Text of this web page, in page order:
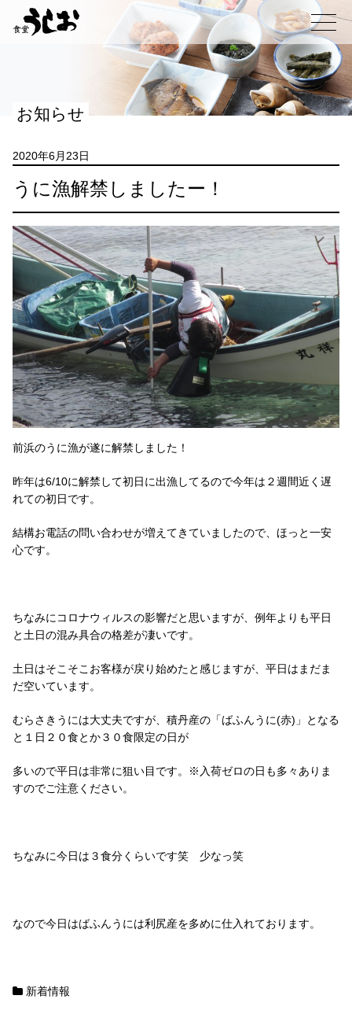
メニュー
お知らせ
2020年6月23日
うに漁解禁しましたー！
前浜のうに漁が遂に解禁しました！
昨年は6/10に解禁して初日に出漁してるので今年は２週間近く遅
れての初日です。
結構お電話の問い合わせが増えてきていましたので、ほっと一安
心です。
ちなみにコロナウィルスの影響だと思いますが、例年よりも平日
と土日の混み具合の格差が凄いです。
土日はそこそこお客様が戻り始めたと感じますが、平日はまだま
だ空いています。
むらさきうには大丈夫ですが、積丹産の「ばふんうに(赤)」となる
と１日２０食とか３０食限定の日が
多いので平日は非常に狙い目です。※入荷ゼロの日も多々ありま
すのでご注意ください。
ちなみに今日は３食分くらいです笑 少なっ笑
なので今日はばふんうには利尻産を多めに仕入れております。
新着情報